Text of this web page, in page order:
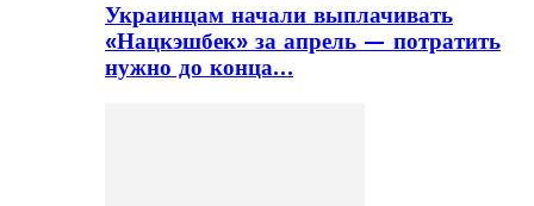
Украинцам начали выплачивать
«Нацкэшбек» за апрель — потратить
нужно до конца…